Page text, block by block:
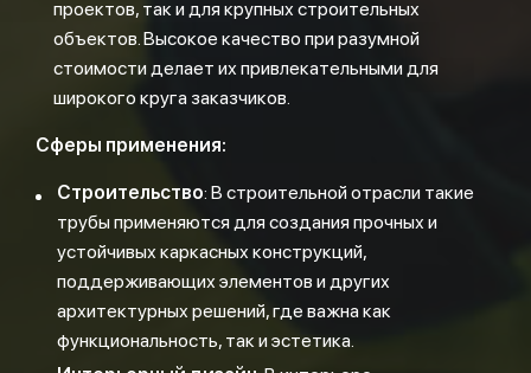
проектов, так и для крупных строительных
объектов. Высокое качество при разумной
стоимости делает их привлекательными для
широкого круга заказчиков.
Сферы применения:
Строительство: В строительной отрасли такие
трубы применяются для создания прочных и
устойчивых каркасных конструкций,
поддерживающих элементов и других
архитектурных решений, где важна как
функциональность, так и эстетика.